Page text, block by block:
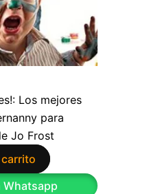
Los mejores
para
Jo Frost
Whatsapp